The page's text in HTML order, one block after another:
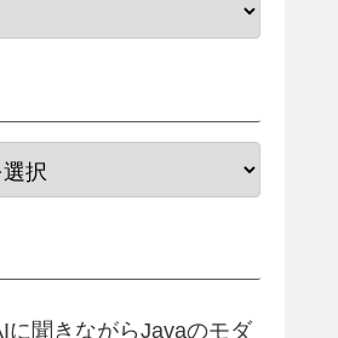
に聞きながらJavaのモダ